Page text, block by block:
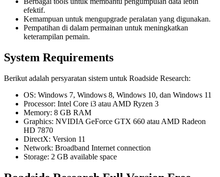
efektif.
Kemampuan untuk mengupgrade peralatan yang digunakan.
Pempatihan di dalam permainan untuk meningkatkan
keterampilan pemain.
System Requirements
Berikut adalah persyaratan sistem untuk Roadside Research:
OS: Windows 7, Windows 8, Windows 10, dan Windows 11
Processor: Intel Core i3 atau AMD Ryzen 3
Memory: 8 GB RAM
Graphics: NVIDIA GeForce GTX 660 atau AMD Radeon
HD 7870
DirectX: Version 11
Network: Broadband Internet connection
Storage: 2 GB available space